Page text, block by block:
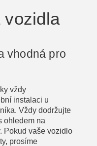
vozidla
vhodná pro
vždy
instalaci u
Vždy dodržujte
ohledem na
Pokud vaše vozidlo
prosíme